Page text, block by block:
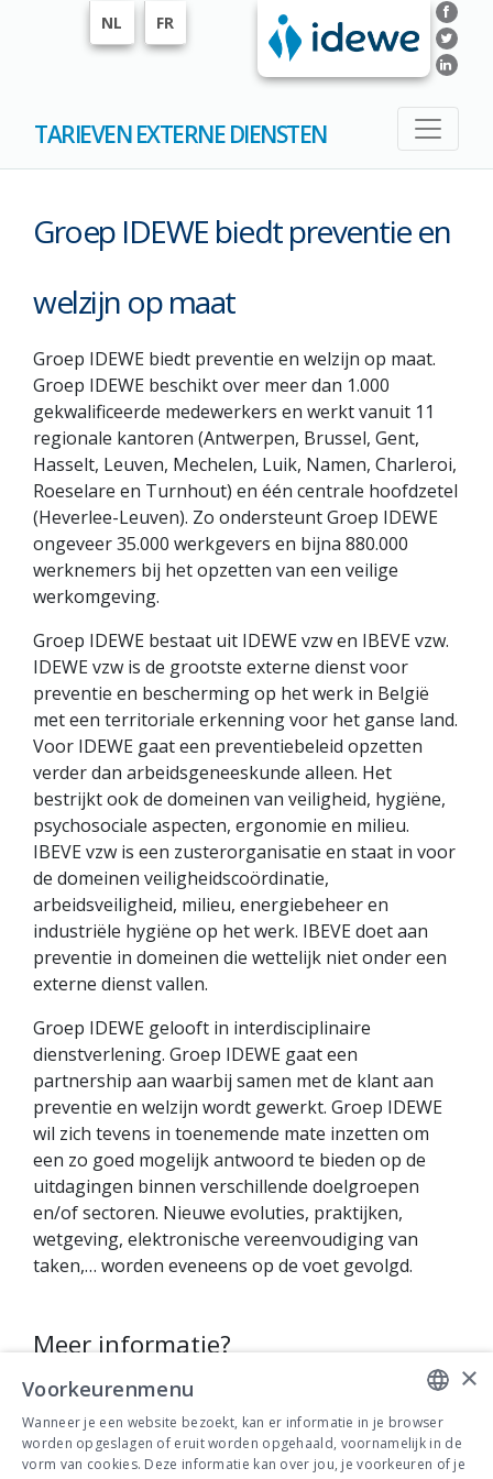
NL FR
TARIEVEN EXTERNE DIENSTEN
Groep IDEWE biedt preventie en
welzijn op maat
Groep IDEWE biedt preventie en welzijn op maat.
Groep IDEWE beschikt over meer dan 1.000
gekwalificeerde medewerkers en werkt vanuit 11
regionale kantoren (Antwerpen, Brussel, Gent,
Hasselt, Leuven, Mechelen, Luik, Namen, Charleroi,
Roeselare en Turnhout) en één centrale hoofdzetel
(Heverlee-Leuven). Zo ondersteunt Groep IDEWE
ongeveer 35.000 werkgevers en bijna 880.000
werknemers bij het opzetten van een veilige
werkomgeving.
Groep IDEWE bestaat uit IDEWE vzw en IBEVE vzw.
IDEWE vzw is de grootste externe dienst voor
preventie en bescherming op het werk in België
met een territoriale erkenning voor het ganse land.
Voor IDEWE gaat een preventiebeleid opzetten
verder dan arbeidsgeneeskunde alleen. Het
bestrijkt ook de domeinen van veiligheid, hygiëne,
psychosociale aspecten, ergonomie en milieu.
IBEVE vzw is een zusterorganisatie en staat in voor
de domeinen veiligheidscoördinatie,
arbeidsveiligheid, milieu, energiebeheer en
industriële hygiëne op het werk. IBEVE doet aan
preventie in domeinen die wettelijk niet onder een
externe dienst vallen.
Groep IDEWE gelooft in interdisciplinaire
dienstverlening. Groep IDEWE gaat een
partnership aan waarbij samen met de klant aan
preventie en welzijn wordt gewerkt. Groep IDEWE
wil zich tevens in toenemende mate inzetten om
een zo goed mogelijk antwoord te bieden op de
uitdagingen binnen verschillende doelgroepen
en/of sectoren. Nieuwe evoluties, praktijken,
wetgeving, elektronische vereenvoudiging van
taken,… worden eveneens op de voet gevolgd.
Meer informatie?
Bezoekwww.idewe.be
Bijkomende info nodig? Contacteer
DUTCH
×
Voorkeurenmenu
Wanneer je een website bezoekt, kan er informatie in je browser
worden opgeslagen of eruit worden opgehaald, voornamelijk in de
vorm van cookies. Deze informatie kan over jou, je voorkeuren of je